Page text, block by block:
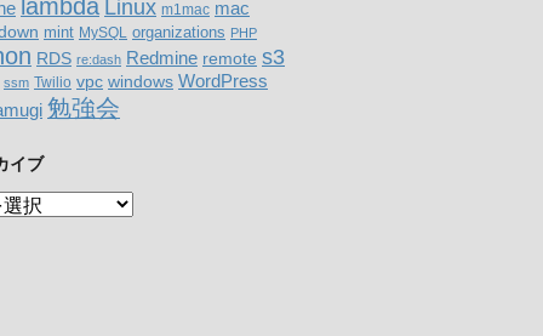
lambda Linux m1mac mac
mint MySQL organizations PHP
RDS re:dash Redmine remote s3
ssm Twilio vpc windows WordPress
勉強会
イブ